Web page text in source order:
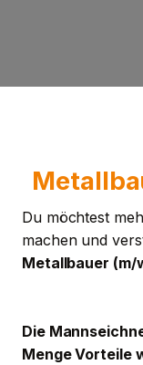
Du möchtest
machen und
Metallbauer (m/
Die
Menge Vorteile